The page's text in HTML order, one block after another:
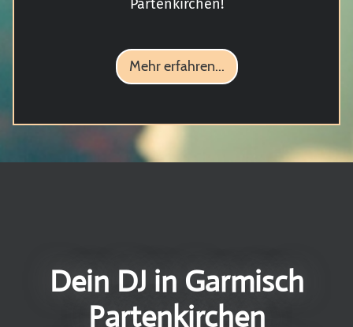
Partenkirchen!
Mehr erfahren...
Dein DJ in Garmisch
Partenkirchen